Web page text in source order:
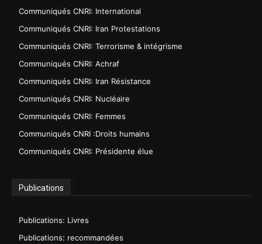
Communiqués CNRI: International
Communiqués CNRI: Iran Protestations
Communiqués CNRI: Terrorisme & intégrisme
Communiqués CNRI: Achraf
Communiqués CNRI: Iran Résistance
Communiqués CNRI: Nucléaire
Communiqués CNRI: Femmes
Communiqués CNRI :Droits humains
Communiqués CNRI: Présidente élue
Publications
Publications: Livres
Publications: recommandées